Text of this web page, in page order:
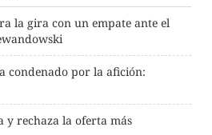
la gira con un empate ante el
condenado por la afición:
y rechaza la oferta más